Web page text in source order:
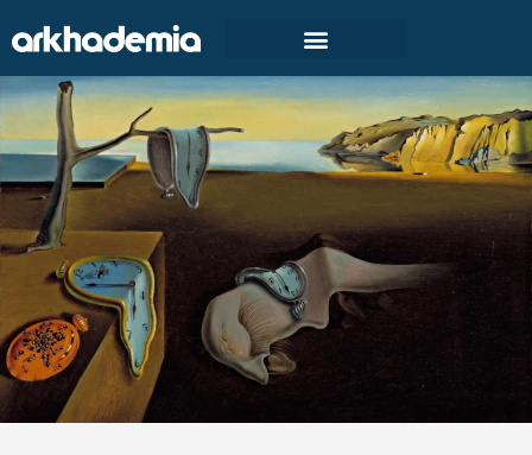
que fazer depois e o que não fazer.